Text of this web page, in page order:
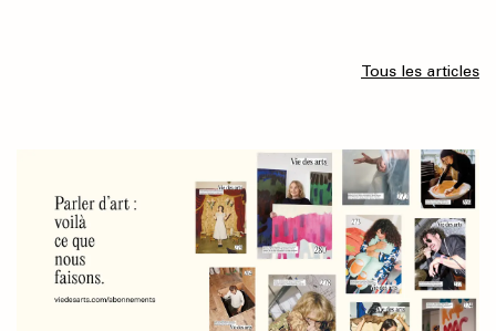
Tous les articles